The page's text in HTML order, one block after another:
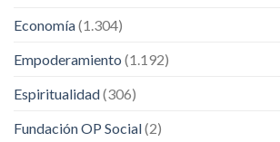
Economía(1.304)
Empoderamiento (1.192)
Espiritualidad(306)
Fundación OP Social(2)